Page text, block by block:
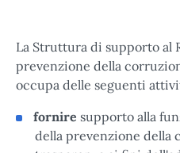
La Struttura di supporto al
prevenzione della
occupa delle seguenti
fornire supporto alla
della prevenzione della